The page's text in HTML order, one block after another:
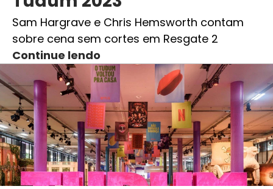
Sam Hargrave e Chris Hemsworth contam
sobre cena sem cortes em Resgate 2
Continue lendo